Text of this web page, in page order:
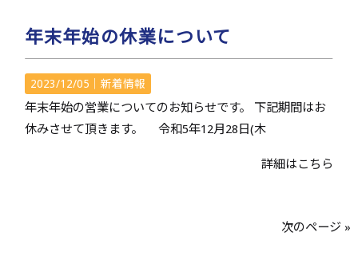
年末年始の休業について
2023/12/05｜新着情報
年末年始の営業についてのお知らせです。 下記期間はお
休みさせて頂きます。 令和5年12月28日(木
詳細はこちら
次のページ »